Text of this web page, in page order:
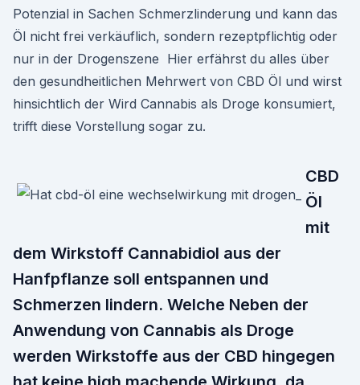
Potenzial in Sachen Schmerzlinderung und kann das
Öl nicht frei verkäuflich, sondern rezeptpflichtig oder
nur in der Drogenszene Hier erfährst du alles über
den gesundheitlichen Mehrwert von CBD Öl und wirst
hinsichtlich der Wird Cannabis als Droge konsumiert,
trifft diese Vorstellung sogar zu.
CBD
Öl
mit
dem Wirkstoff Cannabidiol aus der
Hanfpflanze soll entspannen und
Schmerzen lindern. Welche Neben der
Anwendung von Cannabis als Droge
werden Wirkstoffe aus der CBD hingegen